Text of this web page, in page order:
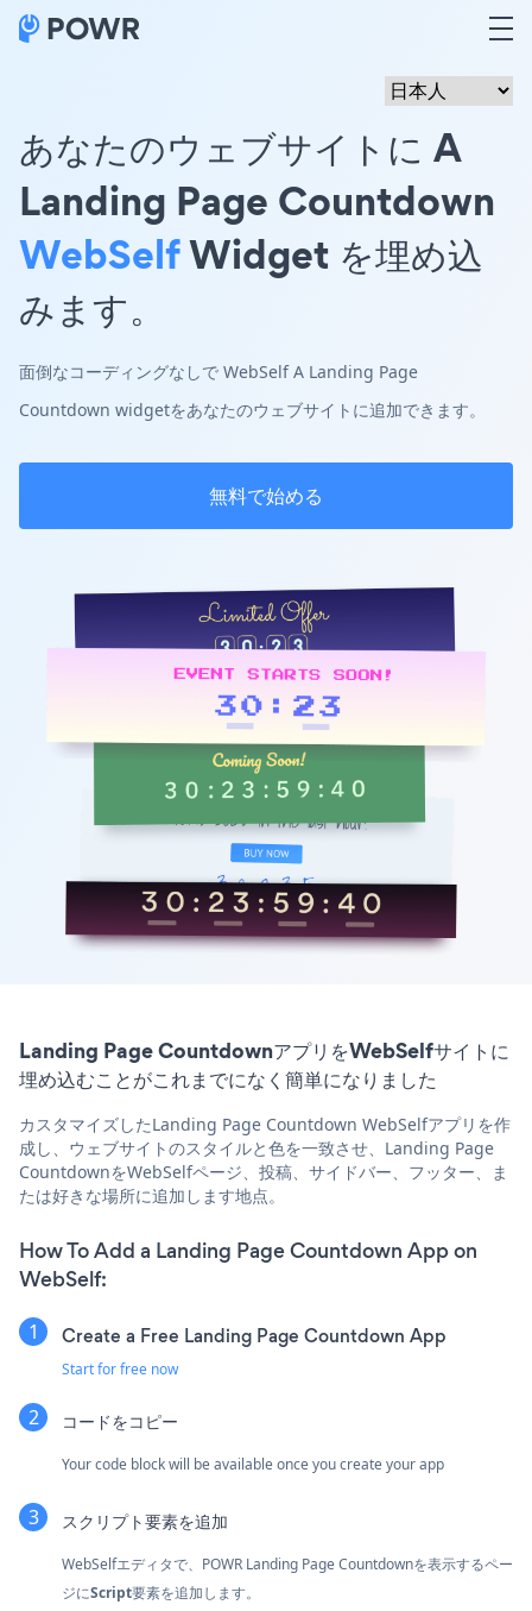
あなたのウェブサイトに A
Landing Page Countdown
WebSelfWidget を埋め込
みます。
面倒なコーディングなしで WebSelf A Landing Page
Countdown widgetをあなたのウェブサイトに追加できます。
無料で始める
Landing Page CountdownアプリをWebSelfサイトに
埋め込むことがこれまでになく簡単になりました
カスタマイズしたLanding Page Countdown WebSelfアプリを作
成し、ウェブサイトのスタイルと色を一致させ、Landing Page
CountdownをWebSelfページ、投稿、サイドバー、フッター、ま
たは好きな場所に追加します地点。
How To Add a Landing Page Countdown App on
WebSelf:
Create a Free Landing Page Countdown App
Start for free now
コードをコピー
Your code block will be available once you create your app
スクリプト要素を追加
WebSelfエディタで、POWR Landing Page Countdownを表示するペー
ジにScript要素を追加します。